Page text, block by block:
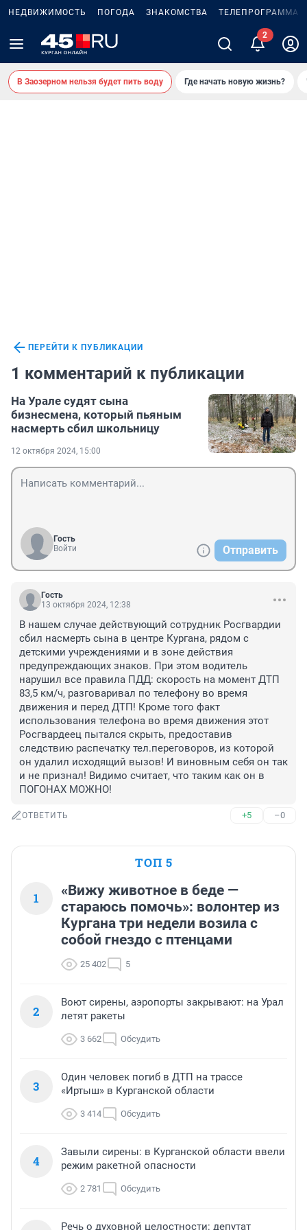
НЕДВИЖИМОСТЬ ПОГОДА ЗНАКОМСТВА ТЕЛЕПРОГРАММА
2
В Заозерном нельзя будет пить воду Где начать новую жизнь?
ПЕРЕЙТИ К ПУБЛИКАЦИИ
1 комментарий к публикации
На Урале судят сына
бизнесмена, который пьяным
насмерть сбил школьницу
12 октября 2024, 15:00
Гость
Войти
Отправить
Гость
13 октября 2024, 12:38
В нашем случае действующий сотрудник Росгвардии
сбил насмерть сына в центре Кургана, рядом с
детскими учреждениями и в зоне действия
предупреждающих знаков. При этом водитель
нарушил все правила ПДД: скорость на момент ДТП
83,5 км/ч, разговаривал по телефону во время
движения и перед ДТП! Кроме того факт
использования телефона во время движения этот
Росгвардеец пытался скрыть, предоставив
следствию распечатку тел.переговоров, из которой
он удалил исходящий вызов! И виновным себя он так
и не признал! Видимо считает, что таким как он в
ПОГОНАХ МОЖНО!
ОТВЕТИТЬ +5 –0
ТОП 5
1
«Вижу животное в беде —
стараюсь помочь»: волонтер из
Кургана три недели возила с
собой гнездо с птенцами
25 402 5
2
Воют сирены, аэропорты закрывают: на Урал
летят ракеты
3 662 Обсудить
3
Один человек погиб в ДТП на трассе
«Иртыш» в Курганской области
3 414 Обсудить
4
Завыли сирены: в Курганской области ввели
режим ракетной опасности
2 781 Обсудить
Речь о духовной целостности: депутат